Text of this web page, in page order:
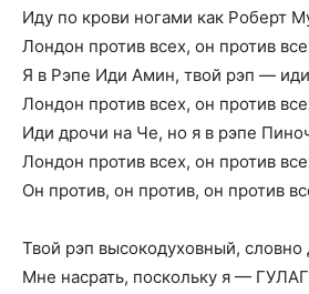
Иду по крови ногами как Роберт
Лондон против всех, он против
Я в Рэпе Иди Амин, твой рэп —
Лондон против всех, он против
Иди дрочи на Че, но я в рэпе
Лондон против всех, он против
Он против, он против, он против
Твой рэп высокодуховный,
Мне насрать, поскольку я —